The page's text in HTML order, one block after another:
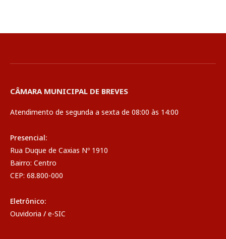
CÂMARA MUNICIPAL DE BREVES
Atendimento de segunda a sexta de 08:00 às 14:00
Presencial:
Rua Duque de Caxias Nº 1910
Bairro: Centro
CEP: 68.800-000
Eletrônico:
Ouvidoria / e-SIC